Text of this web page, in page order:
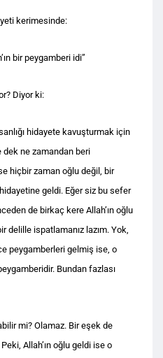
kerimesinde:
bir peygamberi idi”
Diyor ki:
hidayete kavuşturmak için
dek ne zamandan beri
hiçbir zaman oğlu değil, bir
geldi. Eğer siz bu sefer
de birkaç kere Allah’ın oğlu
delille ispatlamanız lazım. Yok,
peygamberleri gelmiş ise, o
Bundan fazlası
mi? Olamaz. Bir eşek de
Allah’ın oğlu geldi ise o